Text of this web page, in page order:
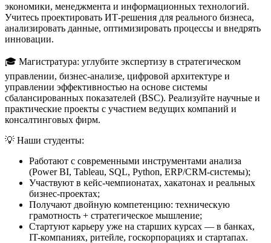
экономики, менеджмента и информационных технологий.
Учитесь проектировать ИТ-решения для реального бизнеса,
анализировать данные, оптимизировать процессы и внедрять
инновации.
🎓 Магистратура: углубите экспертизу в стратегическом
управлении, бизнес-анализе, цифровой архитектуре и
управлении эффективностью на основе системы
сбалансированных показателей (BSC). Реализуйте научные и
практические проекты с участием ведущих компаний и
консалтинговых фирм.
💡 Наши студенты:
Работают с современными инструментами анализа
(Power BI, Tableau, SQL, Python, ERP/CRM-системы);
Участвуют в кейс-чемпионатах, хакатонах и реальных
бизнес-проектах;
Получают двойную компетенцию: техническую
грамотность + стратегическое мышление;
Стартуют карьеру уже на старших курсах — в банках,
IT-компаниях, ритейле, госкорпорациях и стартапах.